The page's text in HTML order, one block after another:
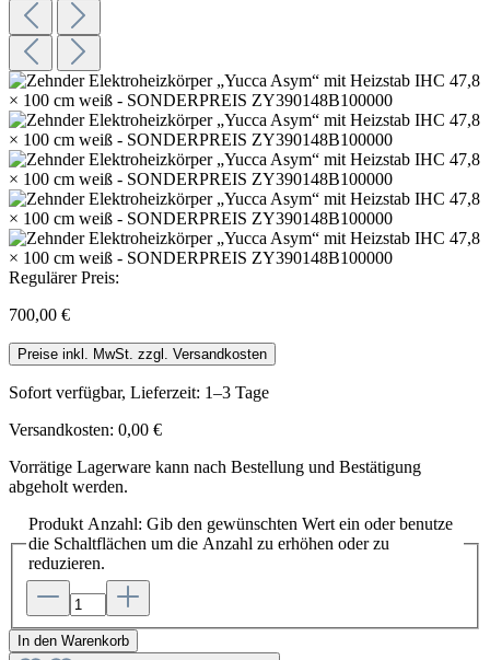
Regulärer Preis:
700,00 €
Preise inkl. MwSt. zzgl. Versandkosten
Sofort verfügbar, Lieferzeit: 1–3 Tage
Versandkosten: 0,00 €
Vorrätige Lagerware kann nach Bestellung und Bestätigung
abgeholt werden.
Produkt Anzahl: Gib den gewünschten Wert ein oder benutze
die Schaltflächen um die Anzahl zu erhöhen oder zu
reduzieren.
In den Warenkorb